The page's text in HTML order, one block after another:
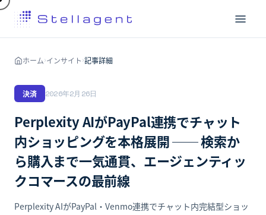
ホーム›インサイト ›記事詳細
決済 2026年2月26日
Perplexity AIがPayPal連携でチャット
内ショッピングを本格展開 ── 検索か
ら購入まで一気通貫、エージェンティッ
クコマースの最前線
Perplexity AIがPayPal・Venmo連携でチャット内完結型ショッ